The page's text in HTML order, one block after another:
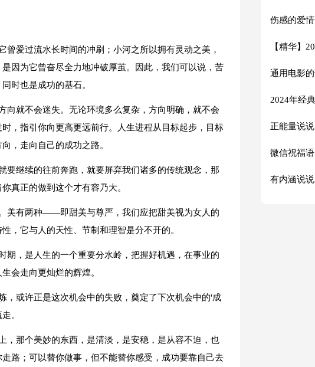
爱过流水长时间的冲刷；小河之所以拥有灵动之美，
因为它曾奋尽全力地冲破厚茧。因此，我们可以说，苦
时也是成功的基石。
向就不会迷失。无论环境多么复杂，方向明确，就不会
，指引你向更高更远前行。人生进程从目标起步，目标
，走向自己的成功之路。
要继续的往前奔跑，就要屏弃我们诸多的传统观念，那
真正的做到这个才有容乃大。
美有两种——即甜美与尊严，我们应把甜美视为女人的
，它与人的天性、节制和理智是分不开的。
期，是人生的一个重要分水岭，把握好机遇，在事业的
会走向更灿烂的辉煌。
，或许正是这次机会中的失败，奠定了下次机会中的'成
。
，那个美妙的东西，是清淡，是安稳，是从容不迫，也
路；可以替你做事，但不能替你感受，成功要靠自己去
正能量说说
微信祝福语
有内涵说说